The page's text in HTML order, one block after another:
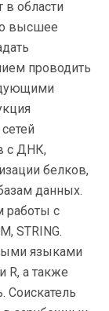
в области
высшее
проводить
с ДНК,
белков,
данных.
работы с
STRING.
языками
R, а также
Соискатель